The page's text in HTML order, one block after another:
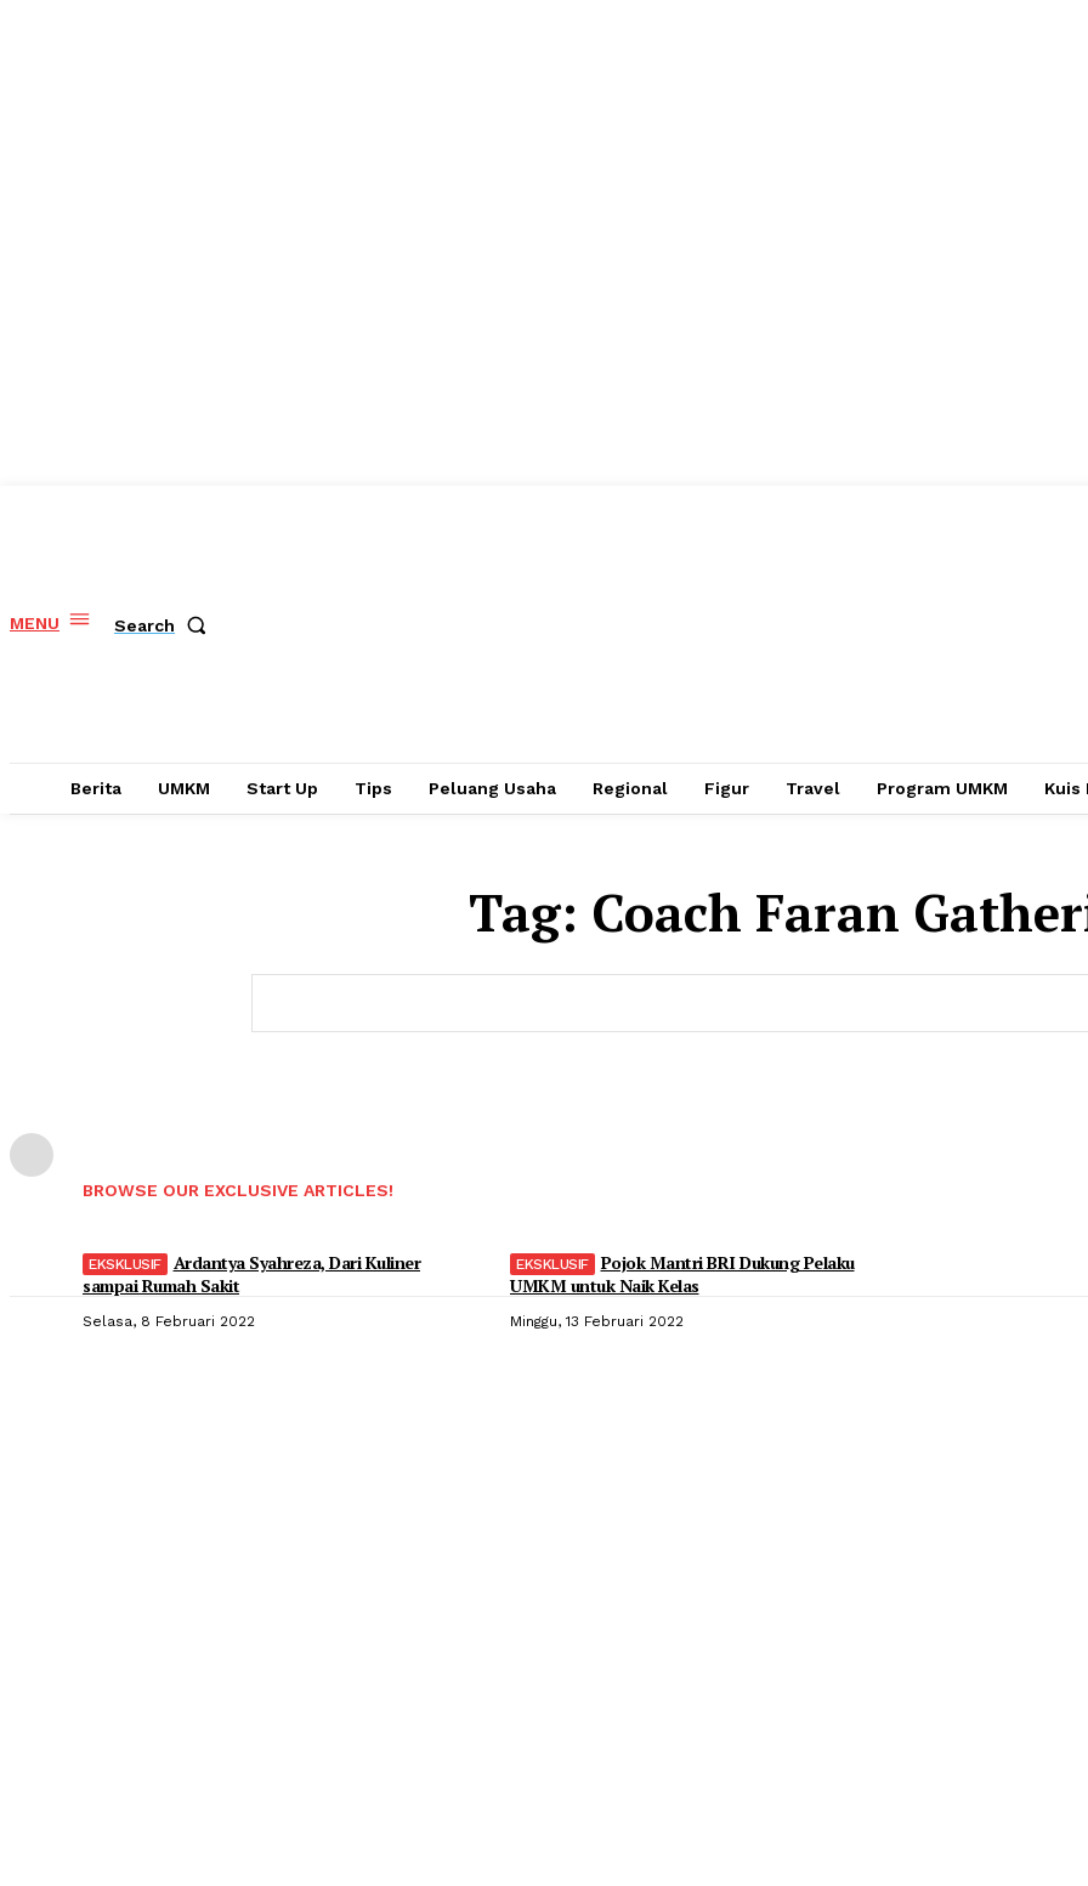
MENU Search
Berita UMKM Start Up Tips Peluang Usaha Regional Figur Travel Program UMKM Kuis
Tag: Coach Faran
BROWSE OUR EXCLUSIVE ARTICLES!
Ardantya Syahreza, Dari Kuliner
sampai Rumah Sakit
Selasa, 8 Februari 2022
Pojok Mantri BRI Dukung Pelaku
UMKM untuk Naik Kelas
Minggu, 13 Februari 2022